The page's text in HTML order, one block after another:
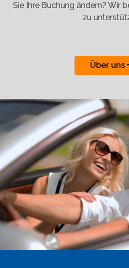
Sie Ihre Buchung ändern? Wir
zu
Über uns